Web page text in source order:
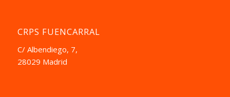
CRPS FUENCARRAL
C/ Albendiego, 7,
28029 Madrid